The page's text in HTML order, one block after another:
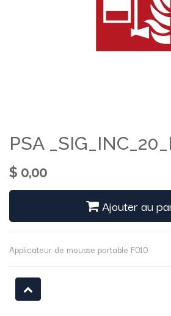
PSA
$ 0,00
Ajouter au
Applicateur de mousse portable F010